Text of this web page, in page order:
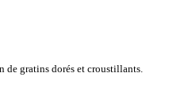
de gratins dorés et croustillants.